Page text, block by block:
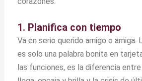
1. Planifica con tiempo
Va en serio querido amigo o amiga.
es solo una palabra bonita en
las funciones, es la diferencia